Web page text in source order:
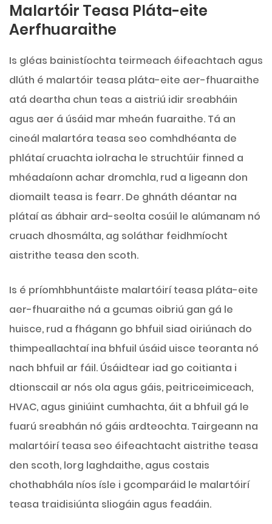
Malartóir Teasa Pláta-eite
Aerfhuaraithe
Is gléas bainistíochta teirmeach éifeachtach agus
dlúth é malartóir teasa pláta-eite aer-fhuaraithe
atá deartha chun teas a aistriú idir sreabháin
agus aer á úsáid mar mheán fuaraithe. Tá an
cineál malartóra teasa seo comhdhéanta de
phlátaí cruachta iolracha le struchtúir finned a
mhéadaíonn achar dromchla, rud a ligeann don
diomailt teasa is fearr. De ghnáth déantar na
plátaí as ábhair ard-seolta cosúil le alúmanam nó
cruach dhosmálta, ag soláthar feidhmíocht
aistrithe teasa den scoth.
Is é príomhbhuntáiste malartóirí teasa pláta-eite
aer-fhuaraithe ná a gcumas oibriú gan gá le
huisce, rud a fhágann go bhfuil siad oiriúnach do
thimpeallachtaí ina bhfuil úsáid uisce teoranta nó
nach bhfuil ar fáil. Úsáidtear iad go coitianta i
dtionscail ar nós ola agus gáis, peitriceimiceach,
HVAC, agus giniúint cumhachta, áit a bhfuil gá le
fuarú sreabhán nó gáis ardteochta. Tairgeann na
malartóirí teasa seo éifeachtacht aistrithe teasa
den scoth, lorg laghdaithe, agus costais
chothabhála níos ísle i gcomparáid le malartóirí
teasa traidisiúnta sliogáin agus feadáin.